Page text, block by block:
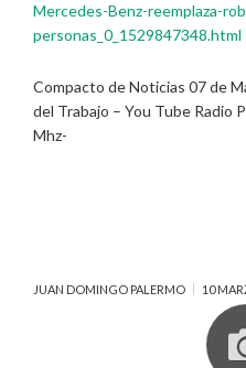
Mercedes-Benz-reemplaza-
personas_0_1529847348.html
Compacto de Noticias 07 de
del Trabajo – You Tube Radio
Mhz-
JUAN DOMINGO PALERMO 10